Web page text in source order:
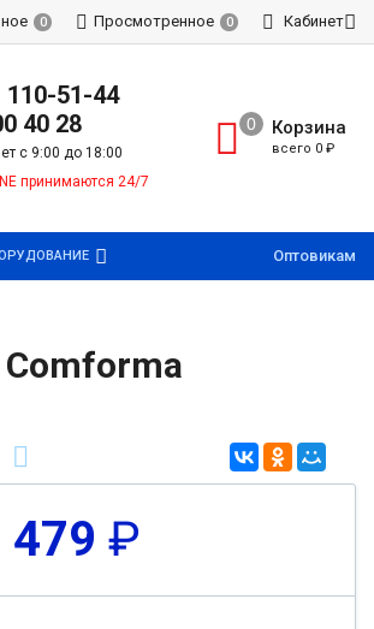
0 Просмотренное 0 Кабинет
110-51-44
40 28
с 9:00 до 18:00
принимаются 24/7
Корзина
всего 0 ₽
Оптовикам
479 ₽